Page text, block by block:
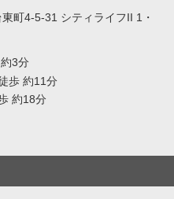
町4-5-31 シティライフII 1・
3分
歩 約11分
約18分